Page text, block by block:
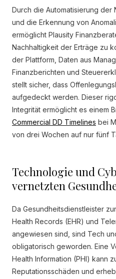
Durch die Automatisierung der
und die Erkennung von
ermöglicht Plausity
Nachhaltigkeit der Erträge zu
der Plattform, Daten aus
Finanzberichten und
stellt sicher, dass
aufgedeckt werden. Dieser
Integrität ermöglicht es einem
Commercial DD Timelines bei
von drei Wochen auf nur fünf
Technologie und
vernetzten
Da Gesundheitsdienstleister
Health Records (EHR) und
angewiesen sind, sind Tech
obligatorisch geworden. Eine
Health Information (PHI) kann
Reputationsschäden und